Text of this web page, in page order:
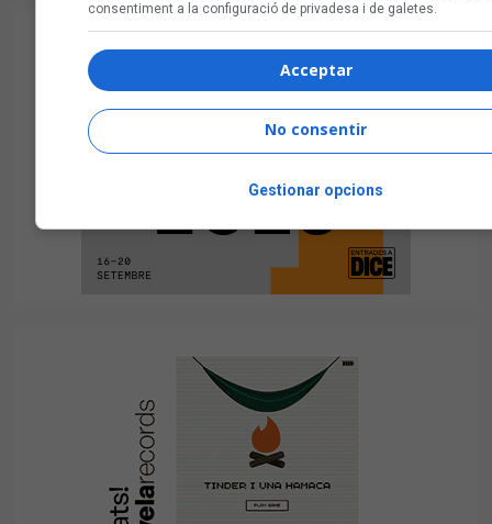
consentiment a la configuració de privadesa i de galetes.
Acceptar
No consentir
Gestionar opcions